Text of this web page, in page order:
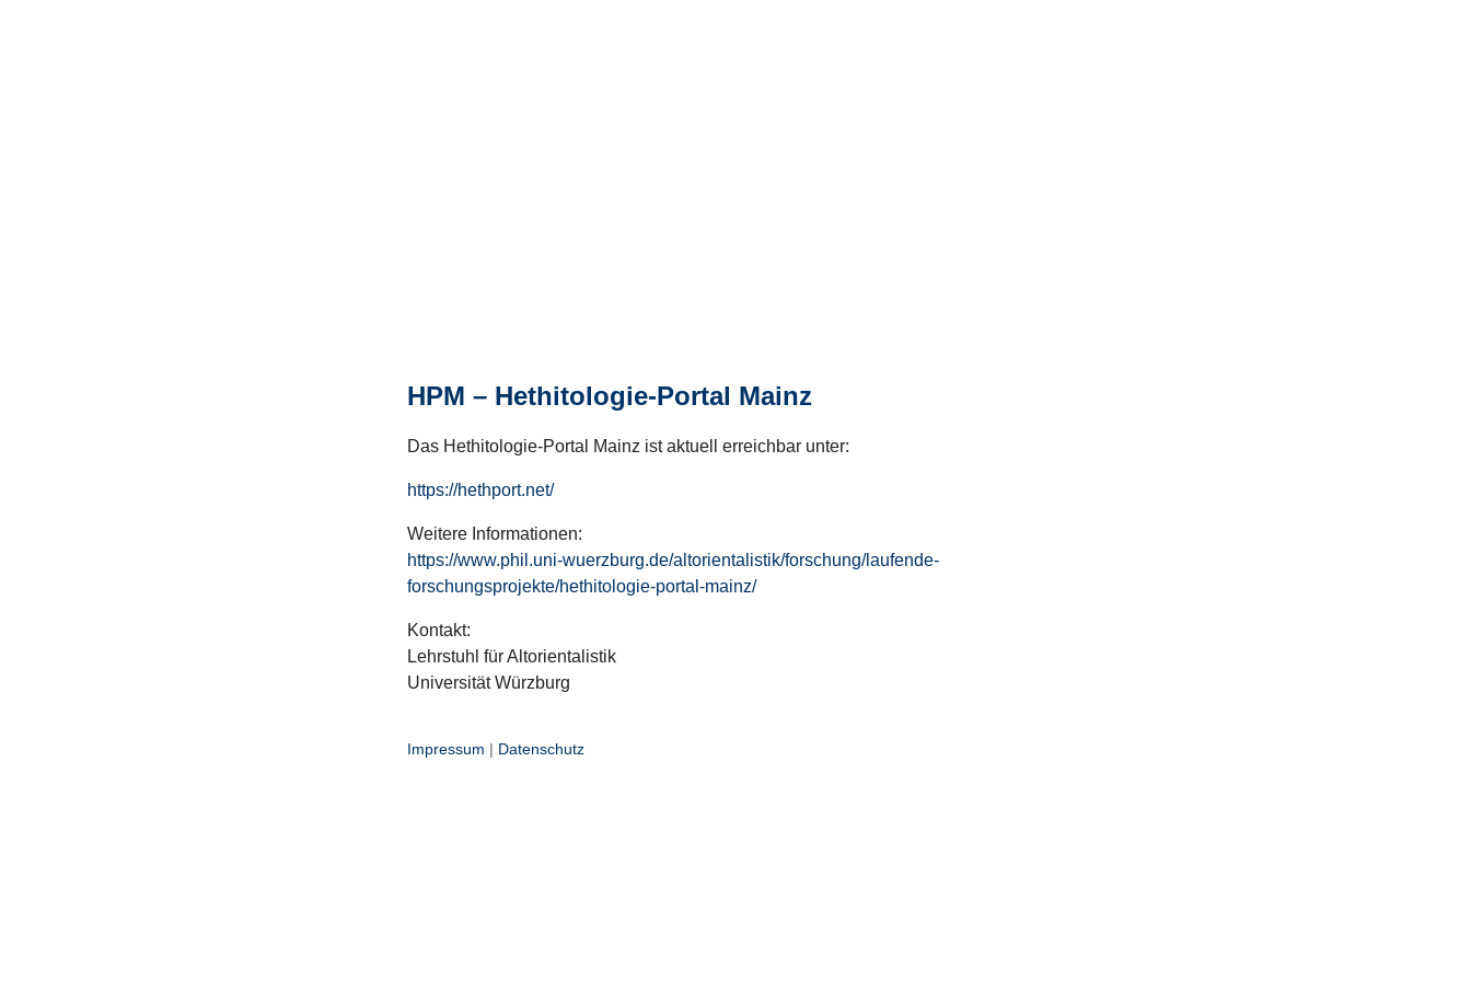
HPM – Hethitologie-Portal Mainz
Das Hethitologie-Portal Mainz ist aktuell erreichbar unter:
https://hethport.net/
Weitere Informationen:
https://www.phil.uni-wuerzburg.de/altorientalistik/forschung/laufende-
forschungsprojekte/hethitologie-portal-mainz/
Kontakt:
Lehrstuhl für Altorientalistik
Universität Würzburg
Impressum | Datenschutz